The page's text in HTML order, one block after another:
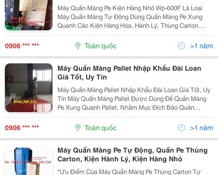
Máy Quấn Màng Pe Kiện Hàng Nhỏ Wp-600F Là Loại
Máy Quấn Màng Tự Động Dùng Quấn Màng Pe Xung
Quanh Các Kiện Hàng Hóa, Hành Lý, Thùng Carton
Trong Lĩnh Vực Sản Xuất Đóng Gói, Vận Tải, Giao
Nhận, Sân Bay, Hàng Không&Hellip;Máy Được Sản
Xuất Theo Công...
0906 *** *** Toàn quốc >1 năm
Máy Quấn Màng Pallet Nhập Khẩu Đài Loan
Giá Tốt, Uy Tín
Máy Quấn Màng Pallet Nhập Khẩu Đài Loan Giá Tốt, Uy
Tín Máy Quấn Màng Pallet Được Dùng Để Quấn Màng
Pe Xung Quanh Pallet, Nhằm Mục Đích Bảo Quản
Chống Ẩm Ướt, Trầy Sướt, Đổ Vỡ Hàng Hóa. Máy
Được Sản Xuất Tại Đài Loan Theo Thiết Kế Và Công
Nghệ Của...
0906 *** *** Toàn quốc >1 năm
Máy Quấn Màng Pe Tự Động, Quấn Pe Thùng
Carton, Kiện Hành Lý, Kiện Hàng Nhỏ
*Ưu Điểm Của Máy Quấn Màng Pe Thùng Carton Tự